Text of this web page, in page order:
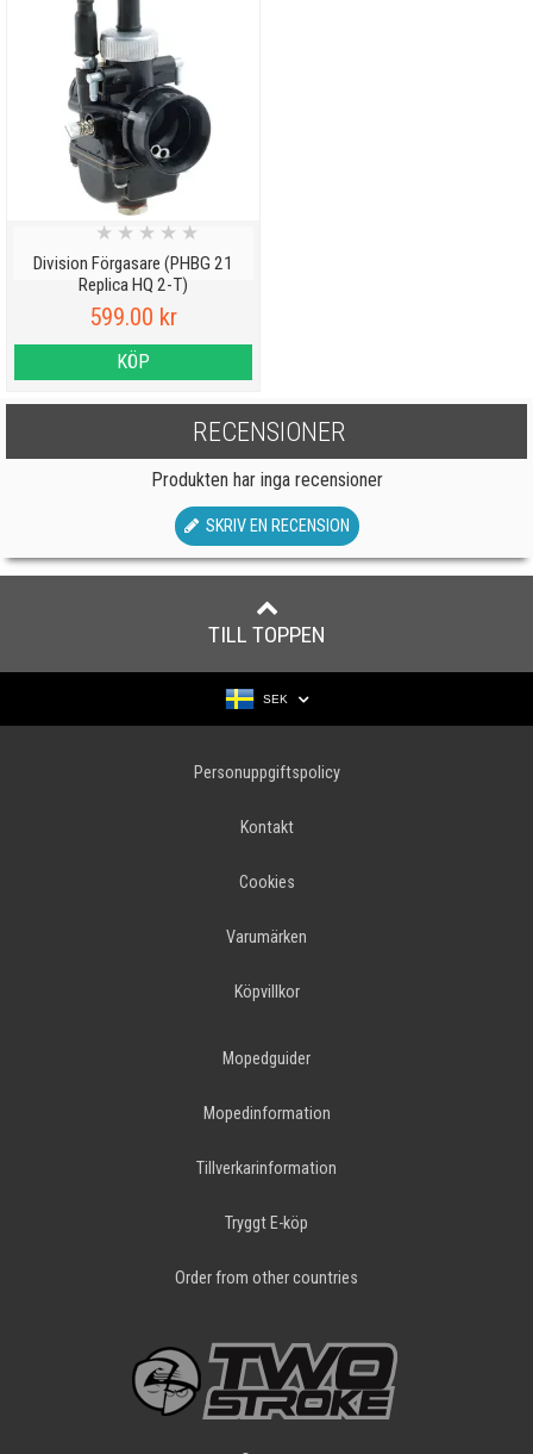
Division Förgasare (PHBG 21
Replica HQ 2-T)
★ ★ ★ ★ ★
599.00 kr
KÖP
RECENSIONER
Produkten har inga recensioner
SKRIV EN RECENSION
TILL TOPPEN
SEK
Personuppgiftspolicy
Kontakt
Cookies
Varumärken
Köpvillkor
Mopedguider
Mopedinformation
Tillverkarinformation
Tryggt E-köp
Order from other countries